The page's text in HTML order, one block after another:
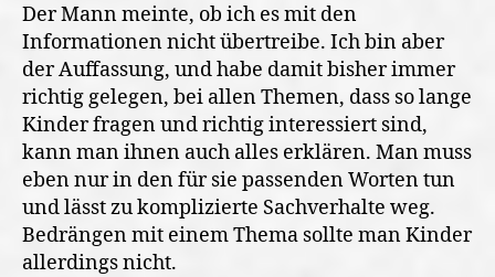
Der Mann meinte, ob ich es mit den
Informationen nicht übertreibe. Ich bin aber
der Auffassung, und habe damit bisher immer
richtig gelegen, bei allen Themen, dass so lange
Kinder fragen und richtig interessiert sind,
kann man ihnen auch alles erklären. Man muss
eben nur in den für sie passenden Worten tun
und lässt zu komplizierte Sachverhalte weg.
Bedrängen mit einem Thema sollte man Kinder
allerdings nicht.